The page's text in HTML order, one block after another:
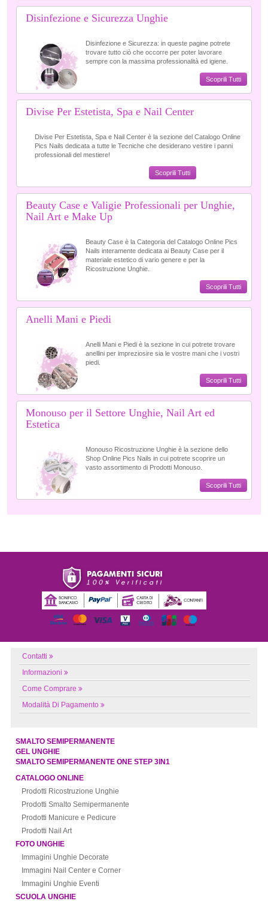
Disinfezione e Sicurezza Unghie
Disinfezione e Sicurezza: in queste pagine potrete
trovare tutto ciò che occorre per poter lavorare
sempre con la massima professionalità ed igiene.
Scoprili Tutti
Divise Per Estetista, Spa e Nail Center
Divise Per Estetista, Spa e Nail Center è la sezione del Catalogo Online
Pics Nails dedicata a tutte le Tecniche che desiderano vestire i panni
professionali del mestiere!
Scoprili Tutti
Beauty Case e Valigie Professionali per Unghie,
Nail Art e Make Up
Beauty Case è la Categoria del Catalogo Online Pics
Nails interamente dedicata ai Beauty Case per il
materiale estetico di vario genere e per la
Ricostruzione Unghie.
Scoprili Tutti
Anelli Mani e Piedi
Anelli Mani e Piedi è la sezione in cui potrete trovare
anellini per impreziosire sia le vostre mani che i vostri
piedi.
Scoprili Tutti
Monouso per il Settore Unghie, Nail Art ed
Estetica
Monouso Ricostruzione Unghie è la sezione dello
Shop Online Pics Nails in cui potrete scoprire un
vasto assortimento di Prodotti Monouso.
Scoprili Tutti
Contatti
Informazioni
Come Comprare
Modalità Di Pagamento
SMALTO SEMIPERMANENTE
GEL UNGHIE
SMALTO SEMIPERMANENTE ONE STEP 3IN1
CATALOGO ONLINE
Prodotti Ricostruzione Unghie
Prodotti Smalto Semipermanente
Prodotti Manicure e Pedicure
Prodotti Nail Art
FOTO UNGHIE
Immagini Unghie Decorate
Immagini Nail Center e Corner
Immagini Unghie Eventi
SCUOLA UNGHIE